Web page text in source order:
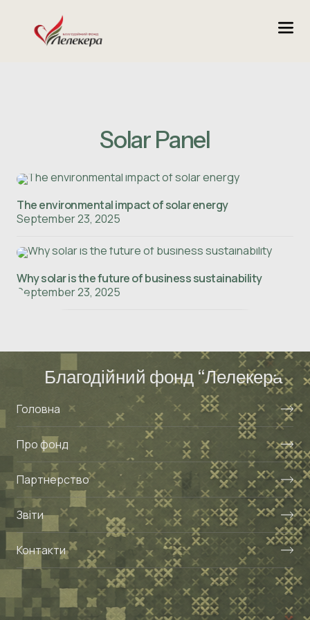
Solar Panel
The environmental impact of solar energy
September 23, 2025
Why solar is the future of business sustainability
September 23, 2025
Благодійний фонд “Лелекера”
Головна
Про фонд
Партнерство
Звіти
Контакти